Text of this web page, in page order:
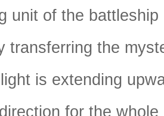
unit of the battleship
transferring the
is extending
for the